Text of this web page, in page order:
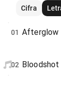
Cifra
01 Afterglow
02 Bloodshot